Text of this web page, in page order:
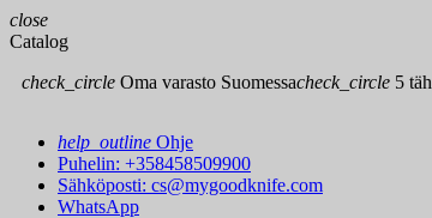
close
Catalog
check_circle Oma varasto Suomessacheck_circle 5
help_outline Ohje
Puhelin: +358458509900
Sähköposti: cs@mygoodknife.com
WhatsApp